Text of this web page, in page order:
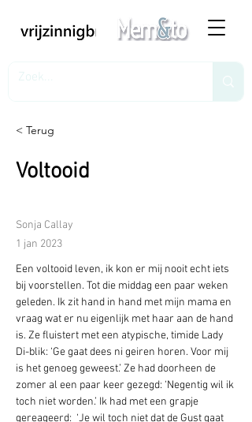
< Terug
Voltooid
Sonja Callay
1 jan 2023
Een voltooid leven, ik kon er mij nooit echt iets
bij voorstellen. Tot die middag een paar weken
geleden. Ik zit hand in hand met mijn mama en
vraag wat er nu eigenlijk met haar aan de hand
is. Ze fluistert met een atypische, timide Lady
Di-blik: ‘Ge gaat dees ni geiren horen. Voor mij
is het genoeg geweest.’ Ze had doorheen de
zomer al een paar keer gezegd: ‘Negentig wil ik
toch niet worden.’ Ik had met een grapje
gereageerd:  ‘Je wil toch niet dat de Gust gaat